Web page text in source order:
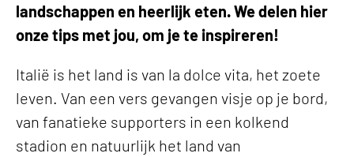
landschappen en heerlijk eten. We delen hier
onze tips met jou, om je te inspireren!
Italië is het land is van la dolce vita, het zoete
leven. Van een vers gevangen visje op je bord,
van fanatieke supporters in een kolkend
stadion en natuurlijk het land van